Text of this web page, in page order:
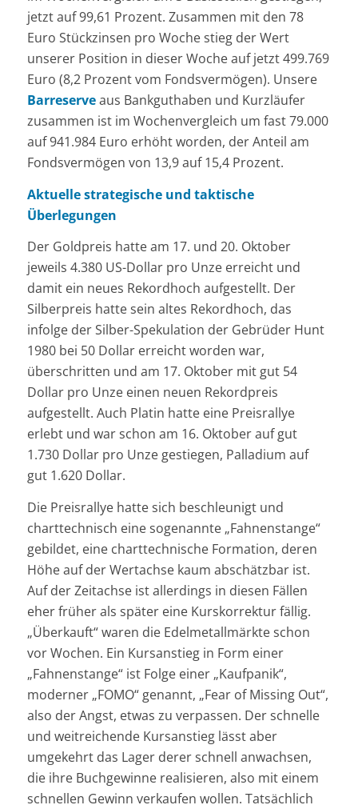
jetzt auf 99,61 Prozent. Zusammen mit den 78
Euro Stückzinsen pro Woche stieg der Wert
unserer Position in dieser Woche auf jetzt 499.769
Euro (8,2 Prozent vom Fondsvermögen). Unsere
Barreserveaus Bankguthaben und Kurzläufer
zusammen ist im Wochenvergleich um fast 79.000
auf 941.984 Euro erhöht worden, der Anteil am
Fondsvermögen von 13,9 auf 15,4 Prozent.
Aktuelle strategische und taktische
Überlegungen
Der Goldpreis hatte am 17. und 20. Oktober
jeweils 4.380 US-Dollar pro Unze erreicht und
damit ein neues Rekordhoch aufgestellt. Der
Silberpreis hatte sein altes Rekordhoch, das
infolge der Silber-Spekulation der Gebrüder Hunt
1980 bei 50 Dollar erreicht worden war,
überschritten und am 17. Oktober mit gut 54
Dollar pro Unze einen neuen Rekordpreis
aufgestellt. Auch Platin hatte eine Preisrallye
erlebt und war schon am 16. Oktober auf gut
1.730 Dollar pro Unze gestiegen, Palladium auf
gut 1.620 Dollar.
Die Preisrallye hatte sich beschleunigt und
charttechnisch eine sogenannte „Fahnenstange“
gebildet, eine charttechnische Formation, deren
Höhe auf der Wertachse kaum abschätzbar ist.
Auf der Zeitachse ist allerdings in diesen Fällen
eher früher als später eine Kurskorrektur fällig.
„Überkauft“ waren die Edelmetallmärkte schon
vor Wochen. Ein Kursanstieg in Form einer
„Fahnenstange“ ist Folge einer „Kaufpanik“,
moderner „FOMO“ genannt, „Fear of Missing Out“,
also der Angst, etwas zu verpassen. Der schnelle
und weitreichende Kursanstieg lässt aber
umgekehrt das Lager derer schnell anwachsen,
die ihre Buchgewinne realisieren, also mit einem
schnellen Gewinn verkaufen wollen. Tatsächlich